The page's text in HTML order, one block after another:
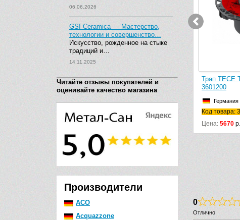
06.06.2026
GSI Ceramica — Мастерство,
технологии и совершенство…
Искусство, рожденное на стыке
традиций и…
14.11.2025
Читайте отзывы покупателей и
оценивайте качество магазина
Производители
ACO
Acquazzone
Трап TECE
3601200
Германия
Код товара:
Цена: 5670 р.
0
Отлично